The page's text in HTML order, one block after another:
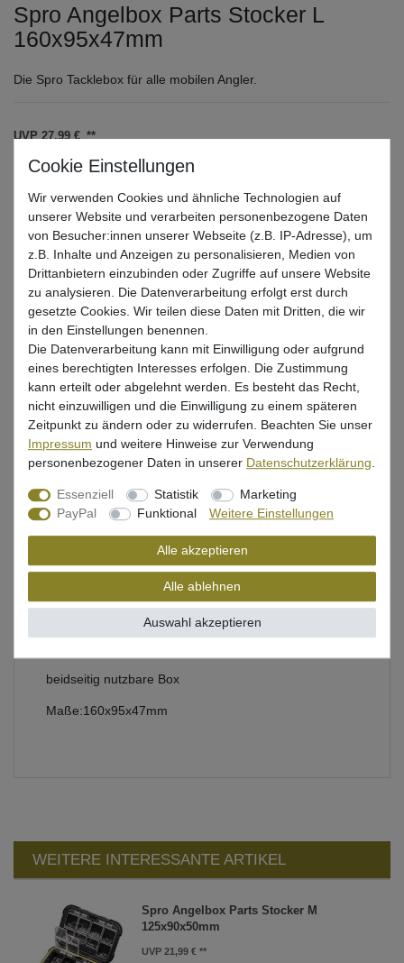
Spro Angelbox Parts Stocker L
160x95x47mm
Die Spro Tacklebox für alle mobilen Angler.
UVP 27,99 €
22,54 EUR
* inkl. ges. MwSt. zzgl.Versandkosten
Lieferzeit 1-3 Tage (Deutschland); 3-7 Tage (Ausland)
Informationen zur Berechnung des Liefertermins hier
Mehr als 5 Stück verfügbar
In den Warenkorb
Wunschliste
Beschreibung
Bewertung
Produktsicherheit
beidseitig nutzbare Box
Maße:160x95x47mm
WEITERE INTERESSANTE ARTIKEL
Spro Angelbox Parts Stocker M
125x90x50mm
UVP 21,99 €
Wir verwenden Cookies und ähnliche Technologien auf
unserer Website und verarbeiten personenbezogene Daten
von Besucher:innen unserer Webseite (z.B. IP-Adresse), um
z.B. Inhalte und Anzeigen zu personalisieren, Medien von
Drittanbietern einzubinden oder Zugriffe auf unsere Website
zu analysieren. Die Datenverarbeitung erfolgt erst durch
gesetzte Cookies. Wir teilen diese Daten mit Dritten, die wir
in den Einstellungen benennen.
Die Datenverarbeitung kann mit Einwilligung oder aufgrund
eines berechtigten Interesses erfolgen. Die Zustimmung
kann erteilt oder abgelehnt werden. Es besteht das Recht,
nicht einzuwilligen und die Einwilligung zu einem späteren
Zeitpunkt zu ändern oder zu widerrufen. Beachten Sie unser
Impressum und weitere Hinweise zur Verwendung
personenbezogener Daten in unserer Daten­schutz­erklärung.
Essenziell Statistik
Marketing
PayPal
Funktional Weitere Einstellungen
Alle akzeptieren
Alle ablehnen
Auswahl akzeptieren